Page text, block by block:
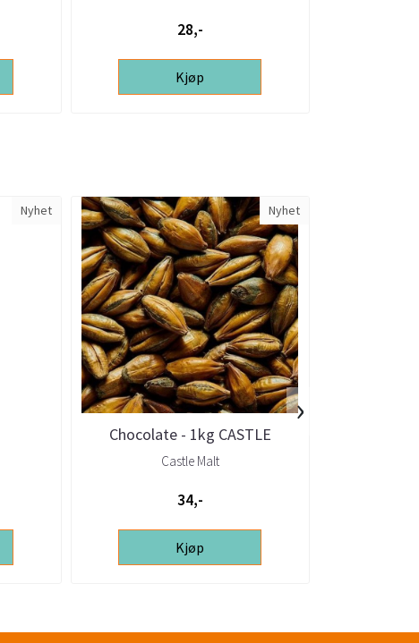
28,-
Kjøp
Nyhet Nyhet
Chocolate - 1kg CASTLE
Castle Malt
34,-
Kjøp
›